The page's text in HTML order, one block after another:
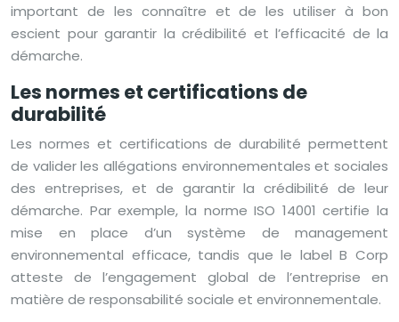
important de les connaître et de les utiliser à bon
escient pour garantir la crédibilité et l’efficacité de la
démarche.
Les normes et certifications de
durabilité
Les normes et certifications de durabilité permettent
de valider les allégations environnementales et sociales
des entreprises, et de garantir la crédibilité de leur
démarche. Par exemple, la norme ISO 14001 certifie la
mise en place d’un système de management
environnemental efficace, tandis que le label B Corp
atteste de l’engagement global de l’entreprise en
matière de responsabilité sociale et environnementale.